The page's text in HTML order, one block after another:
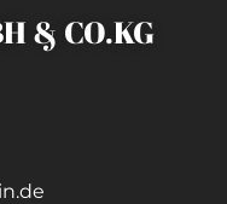
& CO.KG